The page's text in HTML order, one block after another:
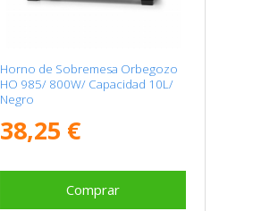
Horno de Sobremesa Orbegozo
HO 985/ 800W/ Capacidad 10L/
Negro
38,25 €
Comprar